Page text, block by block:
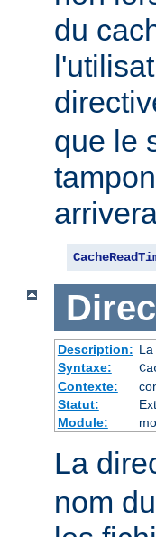
du
que le
Description:
Syntaxe:
Contexte:
Statut:
Module:
La
nom